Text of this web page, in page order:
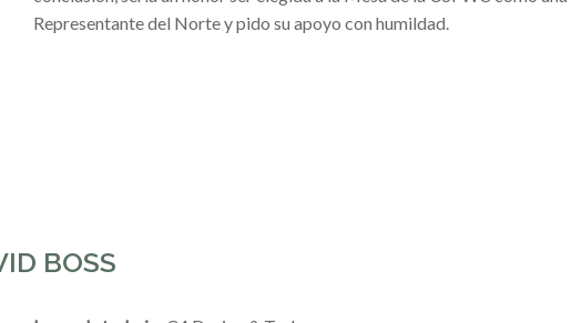
Representante del Norte y pido su apoyo con humildad.
BOSS